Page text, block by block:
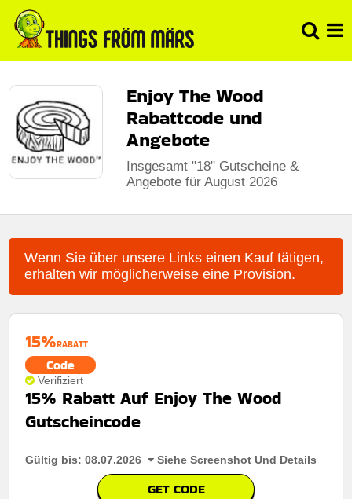
Enjoy The Wood
Rabattcode und
Angebote
Insgesamt "18" Gutscheine &
Angebote für August 2026
Wenn Sie über unsere Links einen Kauf tätigen,
erhalten wir möglicherweise eine Provision.
15%RABATT
Code
Verifiziert
15% Rabatt Auf Enjoy The Wood
Gutscheincode
Gültig bis: 08.07.2026 Siehe Screenshot Und Details
GET CODE